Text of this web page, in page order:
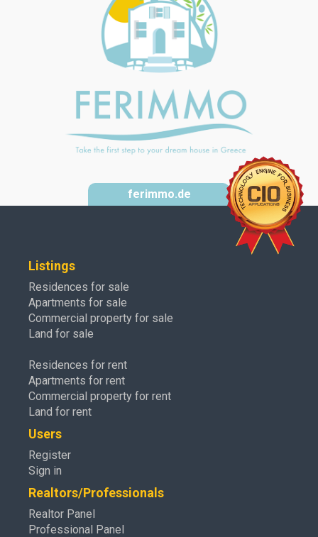
ferimmo.de
Listings
Residences for sale
Apartments for sale
Commercial property for sale
Land for sale
Residences for rent
Apartments for rent
Commercial property for rent
Land for rent
Users
Register
Sign in
Realtors/Professionals
Realtor Panel
Professional Panel